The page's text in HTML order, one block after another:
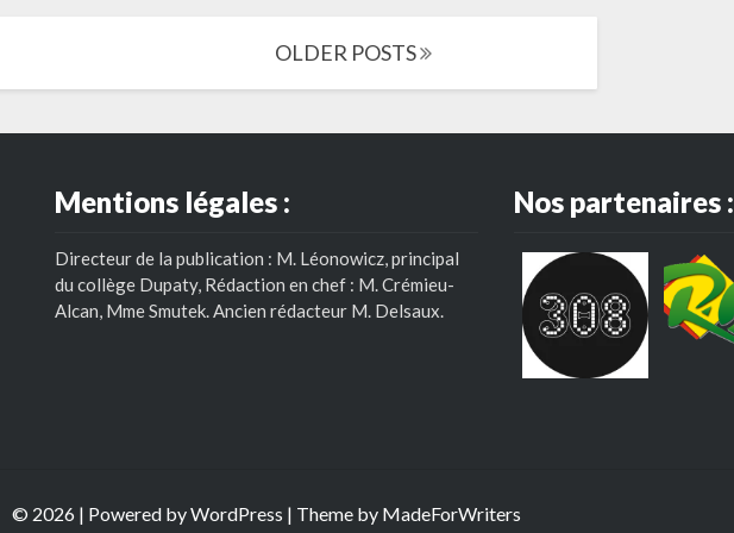
OLDER POSTS
Mentions légales :
Directeur de la publication : M. Léonowicz, principal
du collège Dupaty, Rédaction en chef : M. Crémieu-
Alcan, Mme Smutek. Ancien rédacteur M. Delsaux.
Nos partenaires :
© 2026 | Powered byWordPress | Theme by MadeForWriters